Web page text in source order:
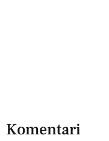
Komentari